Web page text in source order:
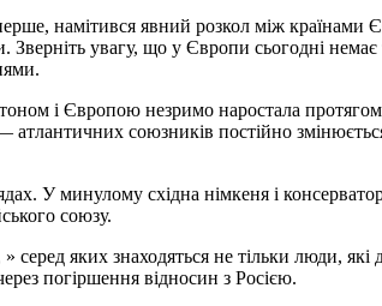
намітився явний розкол між країнами
увагу, що у Європи сьогодні
і Європою незримо наростала
союзників постійно
У минулому східна німкеня і
союзу.
яких знаходяться не тільки люди, які
погіршення відносин з Росією.